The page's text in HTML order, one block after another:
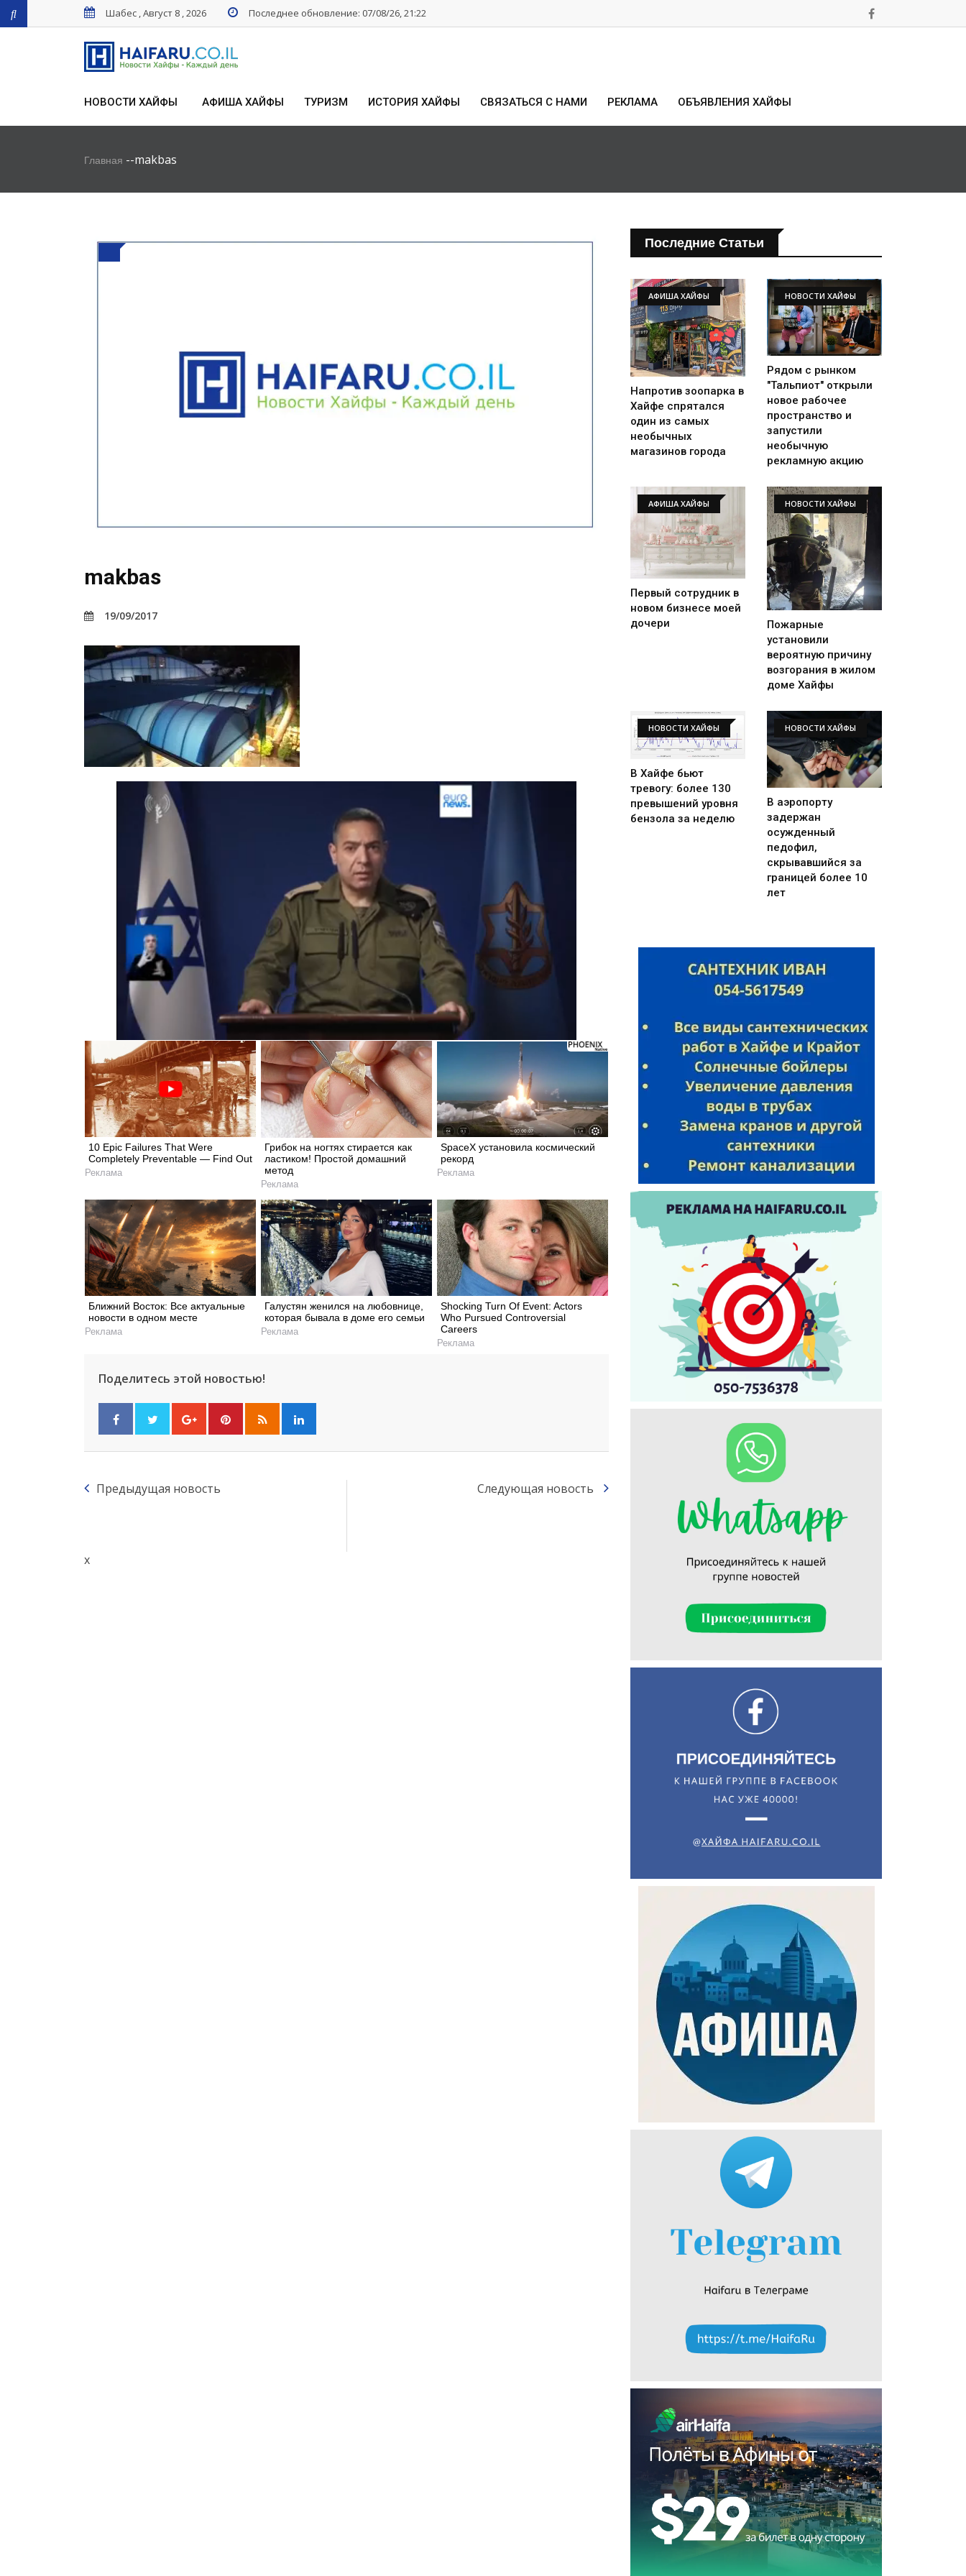
Шабес , Август 8 , 2026 Последнее обновление: 07/08/26, 21:22
НОВОСТИ ХАЙФЫ АФИША ХАЙФЫ ТУРИЗМ ИСТОРИЯ ХАЙФЫ СВЯЗАТЬСЯ С НАМИ РЕКЛАМА ОБЪЯВЛЕНИЯ ХАЙФЫ
Искать
Главная --makbas
makbas
19/09/2017
10 Epic Failures That Were
Completely Preventable — Find Out
Реклама
Грибок на ногтях стирается как
ластиком! Простой домашний
метод
Реклама
SpaceX установила космический
рекорд
Реклама
Ближний Восток: Все актуальные
новости в одном месте
Реклама
Галустян женился на любовнице,
которая бывала в доме его семьи
Реклама
Shocking Turn Of Event: Actors
Who Pursued Controversial
Careers
Реклама
Поделитесь этой новостью!
Предыдущая новость Следующая новость
x
Последние Статьи
АФИША ХАЙФЫ
Напротив зоопарка в
Хайфе спрятался
один из самых
необычных
магазинов города
НОВОСТИ ХАЙФЫ
Рядом с рынком
"Тальпиот" открыли
новое рабочее
пространство и
запустили
необычную
рекламную акцию
АФИША ХАЙФЫ
Первый сотрудник в
новом бизнесе моей
дочери
НОВОСТИ ХАЙФЫ
Пожарные
установили
вероятную причину
возгорания в жилом
доме Хайфы
НОВОСТИ ХАЙФЫ
В Хайфе бьют
тревогу: более 130
превышений уровня
бензола за неделю
НОВОСТИ ХАЙФЫ
В аэропорту
задержан
осужденный
педофил,
скрывавшийся за
границей более 10
лет